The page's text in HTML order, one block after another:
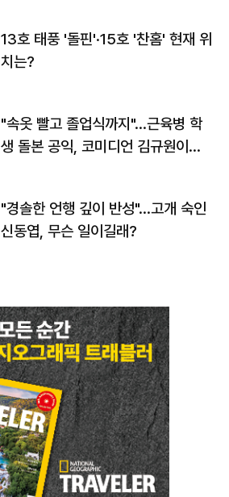
13호 태풍 '돌핀'·15호 '찬홈' 현재 위
치는?
"속옷 빨고 졸업식까지"…근육병 학
생 돌본 공익, 코미디언 김규원이었
"경솔한 언행 깊이 반성"…고개 숙인
신동엽, 무슨 일이길래?